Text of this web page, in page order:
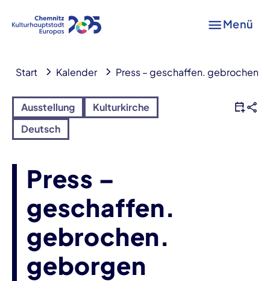
Menü
Start Kalender Press – geschaffen. gebrochen.
Ausstellung
Kulturkirche
Deutsch
Press –
geschaffen.
gebrochen.
geborgen